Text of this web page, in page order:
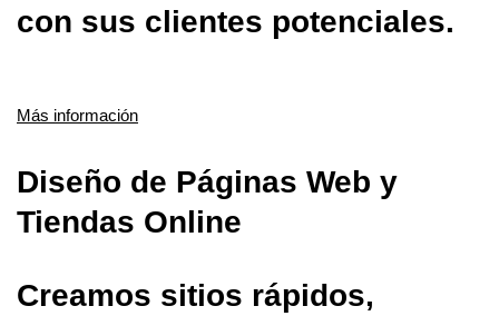
con sus clientes potenciales.
Más información
Diseño de Páginas Web y
Tiendas Online
Creamos sitios rápidos,